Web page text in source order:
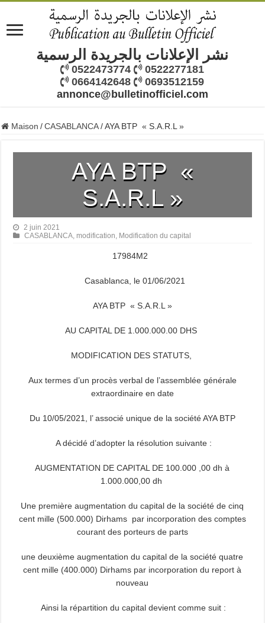
نشر الإعلانات بالجريدة الرسمية
0522473774
0522277181
0664142648
0693512159
annonce@bulletinofficiel.com
Maison / CASABLANCA / AYA BTP « S.A.R.L »
AYA BTP «
S.A.R.L »
2 juin 2021
CASABLANCA, modification, Modification du capital
17984M2
Casablanca, le 01/06/2021
AYA BTP « S.A.R.L »
AU CAPITAL DE 1.000.000.00 DHS
MODIFICATION DES STATUTS,
Aux termes d’un procès verbal de l’assemblée générale
extraordinaire en date
Du 10/05/2021, l’ associé unique de la société AYA BTP
A décidé d’adopter la résolution suivante :
AUGMENTATION DE CAPITAL DE 100.000 ,00 dh à
1.000.000,00 dh
Une première augmentation du capital de la société de cinq
cent mille (500.000) Dirhams par incorporation des comptes
courant des porteurs de parts
une deuxième augmentation du capital de la société quatre
cent mille (400.000) Dirhams par incorporation du report à
nouveau
Ainsi la répartition du capital devient comme suit :